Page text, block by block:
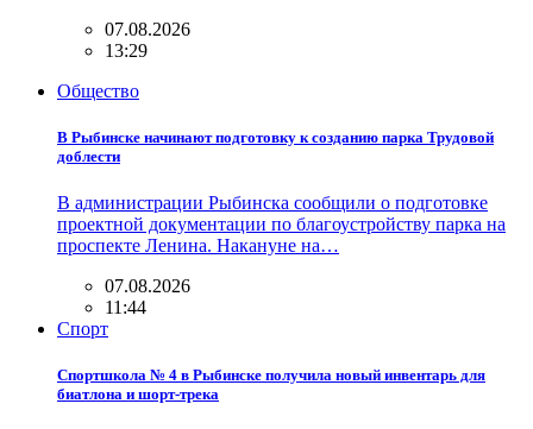
07.08.2026
13:29
Общество
В Рыбинске начинают подготовку к созданию парка Трудовой
доблести
В администрации Рыбинска сообщили о подготовке
проектной документации по благоустройству парка на
проспекте Ленина. Накануне на…
07.08.2026
11:44
Спорт
Спортшкола № 4 в Рыбинске получила новый инвентарь для
биатлона и шорт-трека